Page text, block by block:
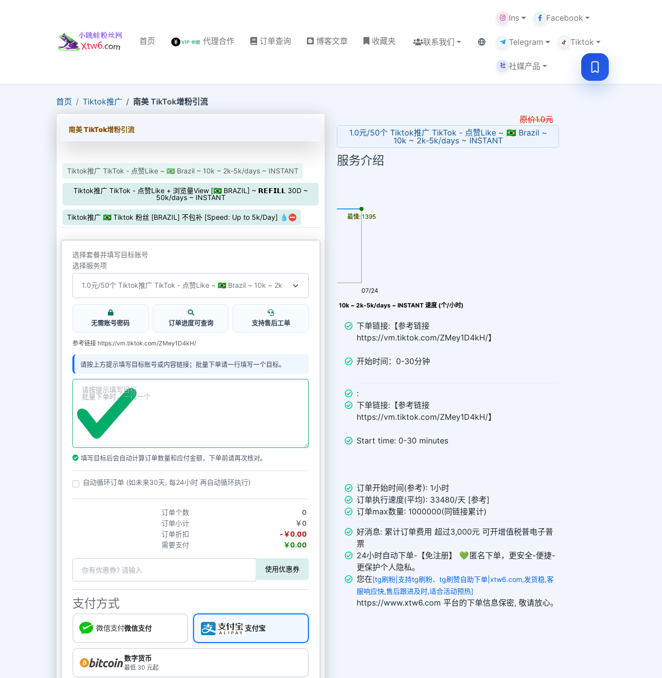
首页 代理合作 订单查询 博客文章 收藏夹 联系我们 当前语言：中文
Ins Facebook
Telegram Tiktok
社 社媒产品
首页 Tiktok推广 南美 TikTok增粉引流
南美 TikTok增粉引流
Tiktok推广 TikTok - 点赞Like ~ 🇧🇷 Brazil ~ 10k ~ 2k-5k/days ~ INSTANT
Tiktok推广 TikTok - 点赞Like + 浏览量View [🇧🇷 BRAZIL] ~ 𝗥𝗘𝗙𝗜𝗟𝗟 30D ~
50k/days ~ INSTANT
Tiktok推广 🇧🇷 Tiktok 粉丝 [BRAZIL] 不包补 [Speed: Up to 5k/Day] 💧⛔️
选择套餐并填写目标账号
选择服务项
无需账号密码 订单进度可查询 支持售后工单
参考链接 https://vm.tiktok.com/ZMey1D4kH/
请按上方提示填写目标账号或内容链接；批量下单请一行填写一个目标。
填写目标后会自动计算订单数量和应付金额，下单前请再次核对。
自动循环订单 (如未来30天, 每24小时 再自动循环执行)
订单个数
0
订单小计
￥0
订单折扣
-￥0.00
需要支付
￥0.00
使用优惠券
支付方式
微信支付 支付宝
数字货币
最低 30 元起
原价1.0元
1.0元/50个 Tiktok推广 TikTok - 点赞Like ~ 🇧🇷 Brazil ~
10k ~ 2k-5k/days ~ INSTANT
服务介绍
Tiktok推广 TikTok - 点赞Like ~ 🇧🇷 Brazil ~ 10k ~ 2k-5k/days ~ INSTANT 速度 (个/小时)
07/24
最慢: 1395
最快: 1395
下单链接:【参考链接
https://vm.tiktok.com/ZMey1D4kH/】
开始时间：0-30分钟
:
下单链接:【参考链接
https://vm.tiktok.com/ZMey1D4kH/】
Start time: 0-30 minutes
订单开始时间(参考): 1小时
订单执行速度(平均): 33480/天 [参考]
订单max数量: 1000000(同链接累计)
好消息: 累计订单费用 超过3,000元 可开增值税普电子普
票
24小时自动下单-【免注册】 💚 匿名下单，更安全-便捷-
更保护个人隐私。
您在[tg刷粉|支持tg刷粉、tg刷赞自助下单|xtw6.com,发货稳,客
服响应快,售后跟进及时,适合活动预热]
https://www.xtw6.com 平台的下单信息保密, 敬请放心。